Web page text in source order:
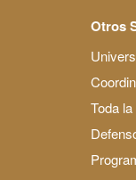
Otros
Toda